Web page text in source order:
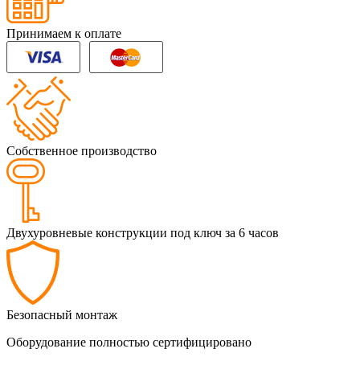
Принимаем к оплате
Собственное производство
Двухуровневые конструкции под ключ за 6 часов
Безопасный монтаж
Оборудование полностью сертифицировано